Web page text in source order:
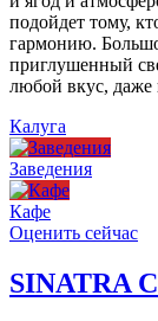
подойдет тому,
гармонию.
приглушенный
любой вкус,
Калуга
Заведения
Кафе
Оценить сейчас
SINATRA